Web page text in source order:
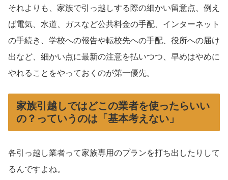
それよりも、家族で引っ越しする際の細かい留意点、例え
ば電気、水道、ガスなど公共料金の手配、インターネット
の手続き、学校への報告や転校先への手配、役所への届け
出など、細かい点に最新の注意を払いつつ、早めはやめに
やれることをやっておくのが第一優先。
家族引越しではどこの業者を使ったらいい
の？っていうのは「基本考えない」
各引っ越し業者って家族専用のプランを打ち出したりして
るんですよね。